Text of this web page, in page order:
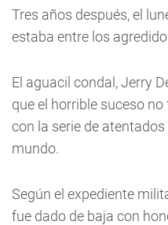
Tres años después, el
estaba entre los
El aguacil condal, Jerry
que el horrible suceso
con la serie de
mundo.
Según el expediente
fue dado de baja con